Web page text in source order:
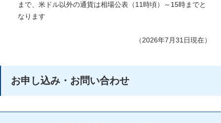
まで、米ドル以外の通貨は相場公表（11時頃）～15時までと
なります
（2026年7月31日現在）
お申し込み・お問い合わせ